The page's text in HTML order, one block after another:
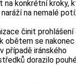
na konkrétní kroky,
na nemalé
činit prohlášení
obětem se
případě iránského
dorazilo